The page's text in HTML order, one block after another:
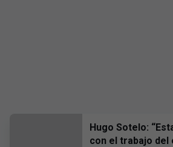
Hugo Sotelo:
con el trabajo del